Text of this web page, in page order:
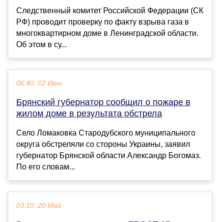
Следственный комитет Российской Федерации (СК
РФ) проводит проверку по факту взрыва газа в
многоквартирном доме в Ленинградской области.
Об этом в су...
06:40, 02 Июн
Брянский губернатор сообщил о пожаре в
жилом доме в результата обстрела
Село Ломаковка Стародубского муниципального
округа обстреляли со стороны Украины, заявил
губернатор Брянской области Александр Богомаз.
По его словам...
03:10, 20 Май